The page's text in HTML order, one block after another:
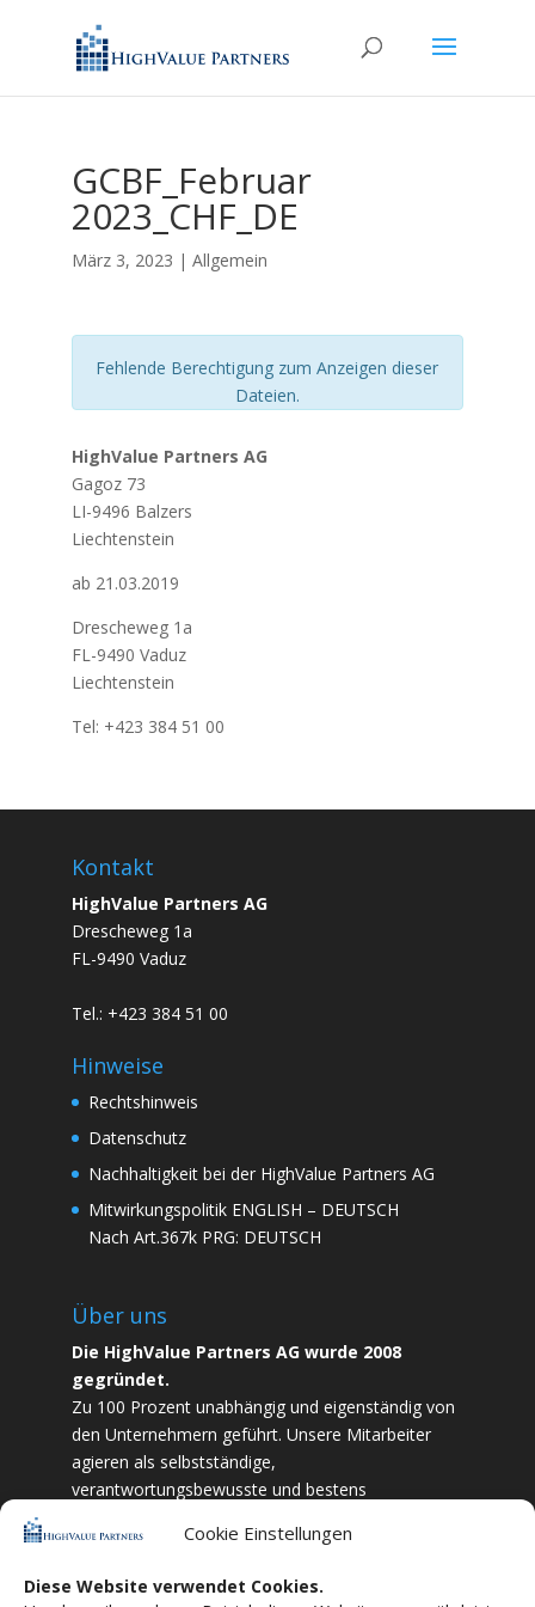
Cookie Einstellungen
Diese Website verwendet Cookies.
GCBF_Februar
2023_CHF_DE
März 3, 2023 | Allgemein
Fehlende Berechtigung zum Anzeigen dieser
Dateien.
HighValue Partners AG
Gagoz 73
LI-9496 Balzers
Liechtenstein
ab 21.03.2019
Drescheweg 1a
FL-9490 Vaduz
Liechtenstein
Tel: +423 384 51 00
Kontakt
HighValue Partners AG
Drescheweg 1a
FL-9490 Vaduz
Tel.: +423 384 51 00
Hinweise
Rechtshinweis
Datenschutz
Nachhaltigkeit bei der HighValue Partners AG
Mitwirkungspolitik ENGLISH – DEUTSCH
Nach Art.367k PRG: DEUTSCH
Über uns
Die HighValue Partners AG wurde 2008
gegründet.
Zu 100 Prozent unabhängig und eigenständig von
den Unternehmern geführt. Unsere Mitarbeiter
agieren als selbstständige,
verantwortungsbewusste und bestens
und Zielstrebigkeit sind wir bestrebt das